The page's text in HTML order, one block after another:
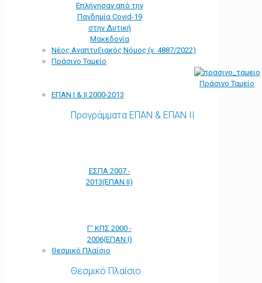
Επλήγησαν από την
Πανδημία Covid-19
στην Δυτική
Μακεδονία
Νέος Αναπτυξιακός Νόμος (ν. 4887/2022)
Πράσινο Ταμείο
Πράσινο Ταμείο
ΕΠΑΝ Ι & ΙΙ 2000-2013
Προγράμματα ΕΠΑΝ & ΕΠΑΝ ΙΙ
ΕΣΠΑ 2007 -
2013(ΕΠΑΝ ΙΙ)
Γ' ΚΠΣ 2000 -
2006(ΕΠΑΝ Ι)
Θεσμικό Πλαίσιο
Θεσμικό Πλαίσιο